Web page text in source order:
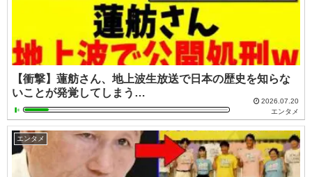
【衝撃】蓮舫さん、地上波生放送で日本の歴史を知らな
いことが発覚してしまう…
2026.07.20
エンタメ
エンタメ